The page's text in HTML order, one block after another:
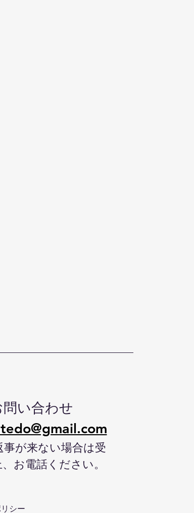
い合わせ
が来ない場合は受
お電話ください。
シー